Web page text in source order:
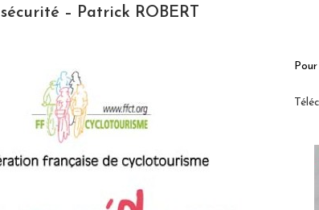
sécurité – Patrick ROBERT